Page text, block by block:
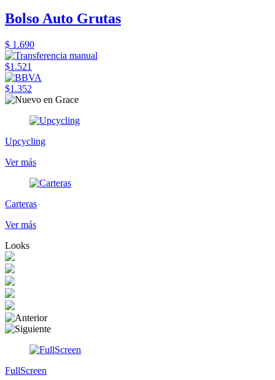
Bolso Auto Grutas
$ 1.690
$1.521
$1.352
Upcycling
Ver más
Carteras
Ver más
Looks
FullScreen